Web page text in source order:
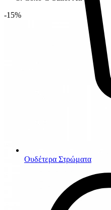
Ουδέτερα Στρώματα
-15%